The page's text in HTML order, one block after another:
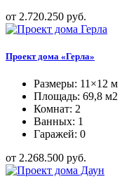
от 2.720.250 руб.
Проект дома «Герла»
Размеры: 11×12 м
Площадь: 69,8 м2
Комнат: 2
Ванных: 1
Гаражей: 0
от 2.268.500 руб.